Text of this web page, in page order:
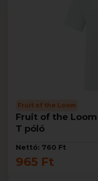
Fruit of the Loom
Fruit of the Loom
T póló
Nettó: 760 Ft
965 Ft